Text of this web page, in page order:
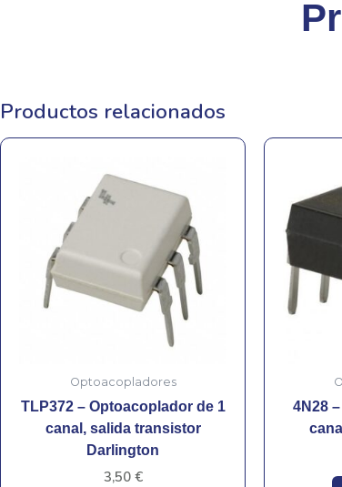
Productos relacionados
Optoacopladores
TLP372 – Optoacoplador de 1
canal, salida transistor
Darlington
3,50 €
4N28